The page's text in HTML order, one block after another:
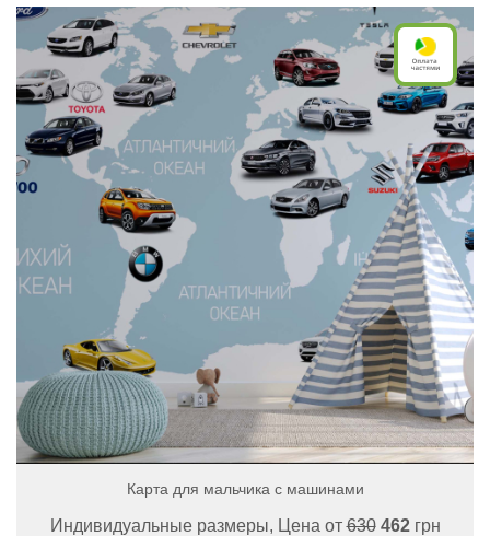
Карта для мальчика с машинами
Индивидуальные размеры, Цена от630 462грн